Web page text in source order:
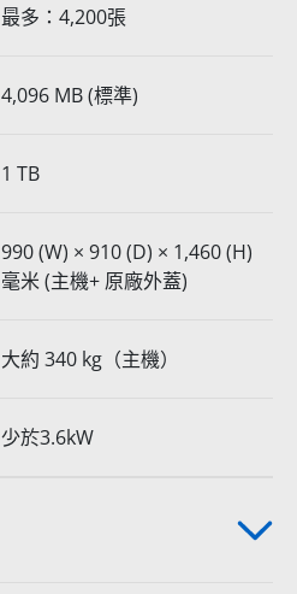
最多：4,200張
4,096 MB (標準)
1 TB
990 (W) × 910 (D) × 1,460 (H)
毫米 (主機+ 原廠外蓋)
大約 340 kg（主機）
少於3.6kW